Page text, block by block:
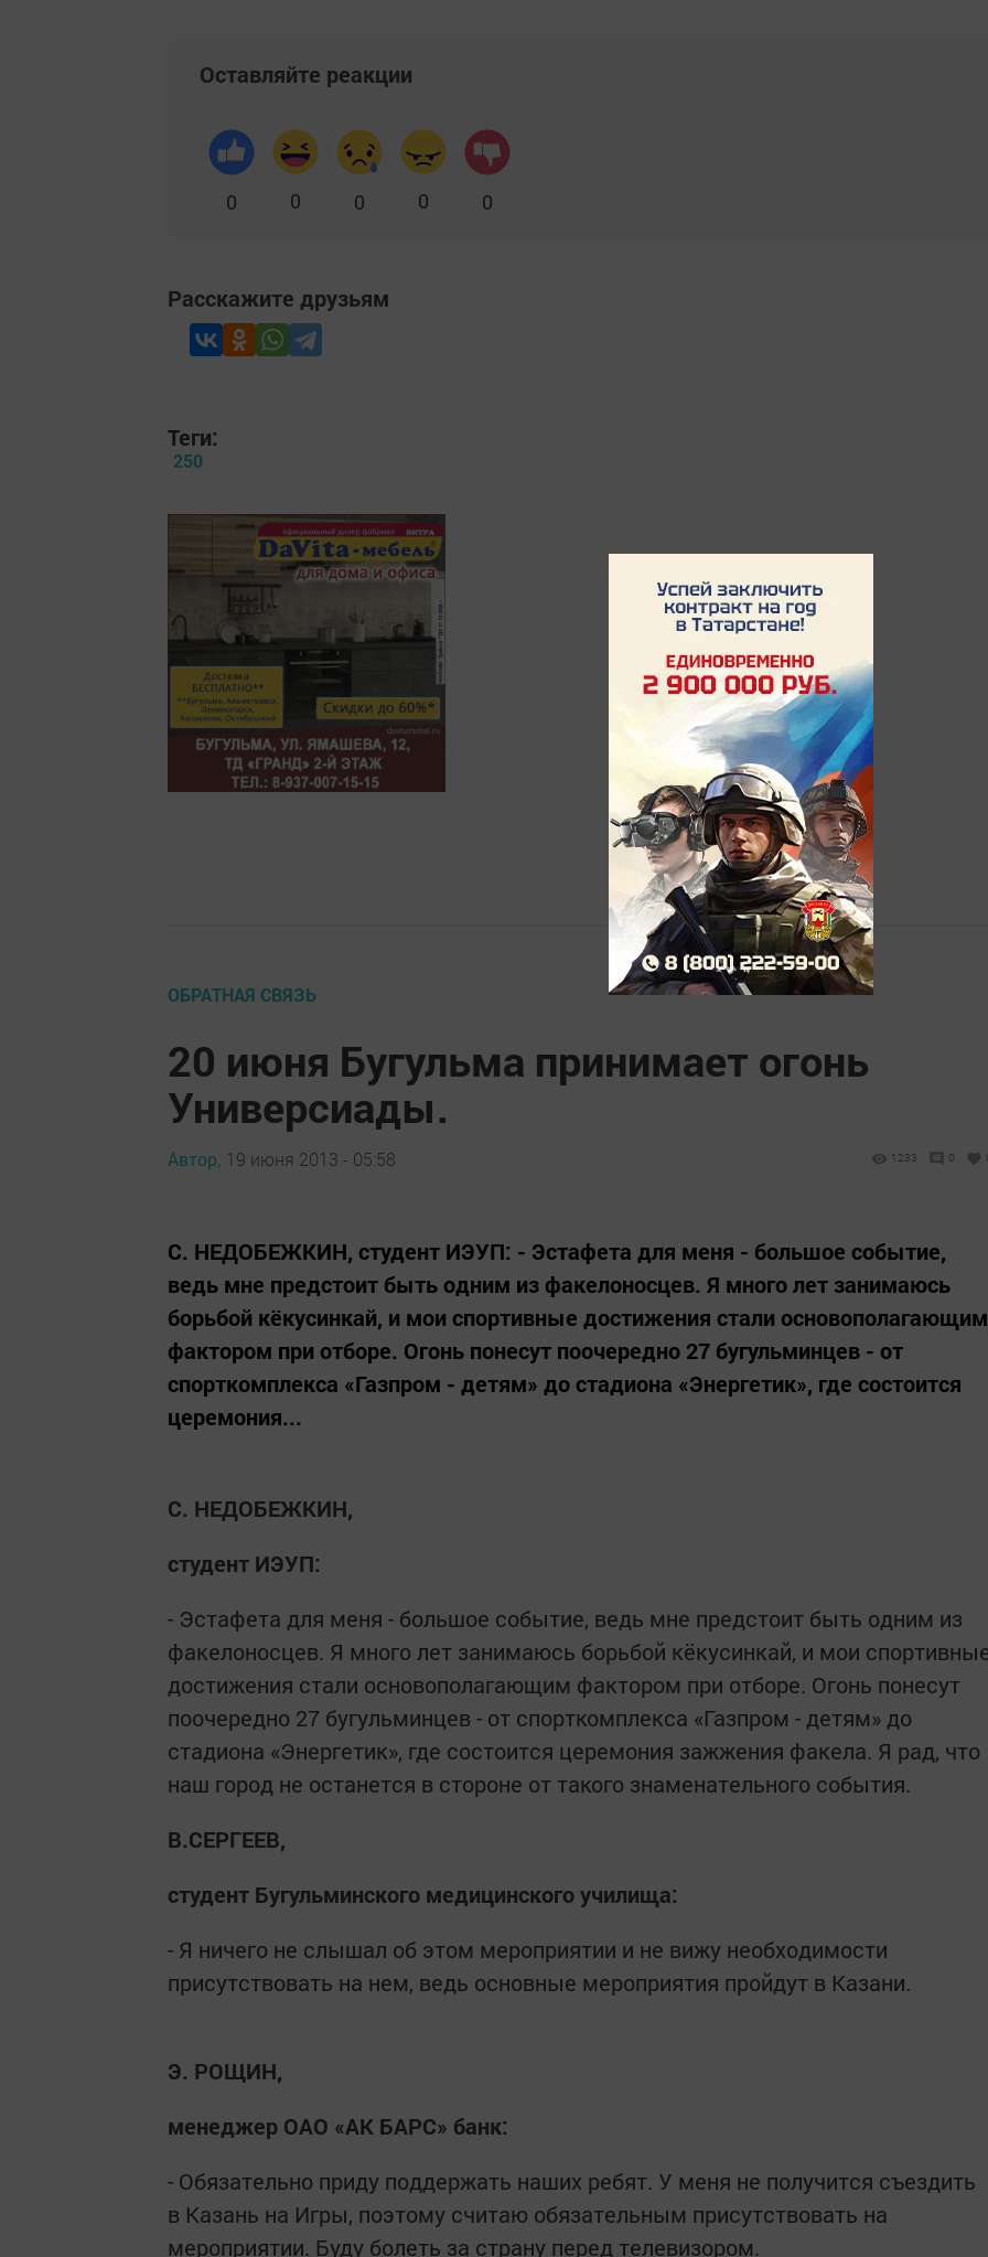
Оставляйте реакции
0 0 0 0 0
Расскажите друзьям
Теги:
250
ОБРАТНАЯ СВЯЗЬ
20 июня Бугульма принимает огонь
Универсиады.
Автор, 19 июня 2013 - 05:58 1233 0
С. НЕДОБЕЖКИН, студент ИЭУП: - Эстафета для меня - большое событие,
ведь мне предстоит быть одним из факелоносцев. Я много лет занимаюсь
борьбой кёкусинкай, и мои спортивные достижения стали основополагающим
фактором при отборе. Огонь понесут поочередно 27 бугульминцев - от
спорткомплекса «Газпром - детям» до стадиона «Энергетик», где состоится
церемония...
С. НЕДОБЕЖКИН,
студент ИЭУП:
- Эстафета для меня - большое событие, ведь мне предстоит быть одним из
факелоносцев. Я много лет занимаюсь борьбой кёкусинкай, и мои
достижения стали основополагающим фактором при отборе. Огонь понесут
поочередно 27 бугульминцев - от спорткомплекса «Газпром - детям» до
стадиона «Энергетик», где состоится церемония зажжения факела. Я рад, что
наш город не останется в стороне от такого знаменательного события.
В.СЕРГЕЕВ,
студент Бугульминского медицинского училища:
- Я ничего не слышал об этом мероприятии и не вижу необходимости
присутствовать на нем, ведь основные мероприятия пройдут в Казани.
Э. РОЩИН,
менеджер ОАО «АК БАРС» банк:
- Обязательно приду поддержать наших ребят. У меня не получится съездить
в Казань на Игры, поэтому считаю обязательным присутствовать на
мероприятии. Буду болеть за страну перед телевизором.